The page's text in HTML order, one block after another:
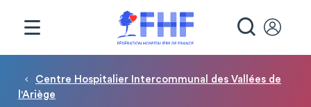
Fil d'Ariane
Centre Hospitalier Intercommunal des Vallées de
l'Ariège
Panneau de gestion des cookies